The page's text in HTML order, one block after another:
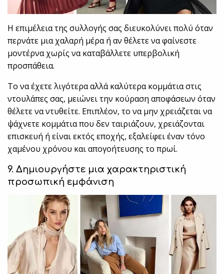
Η επιμέλεια της συλλογής σας διευκολύνει πολύ όταν
περνάτε μια χαλαρή μέρα ή αν θέλετε να φαίνεστε
μοντέρνα χωρίς να καταβάλλετε υπερβολική
προσπάθεια.
Το να έχετε λιγότερα αλλά καλύτερα κομμάτια στις
ντουλάπες σας, μειώνει την κούραση αποφάσεων όταν
θέλετε να ντυθείτε. Επιπλέον, το να μην χρειάζεται να
ψάχνετε κομμάτια που δεν ταιριάζουν, χρειάζονται
επισκευή ή είναι εκτός εποχής, εξαλείφει έναν τόνο
χαμένου χρόνου και απογοήτευσης το πρωί.
9. Δημιουργήστε μια χαρακτηριστική
προσωπική εμφάνιση